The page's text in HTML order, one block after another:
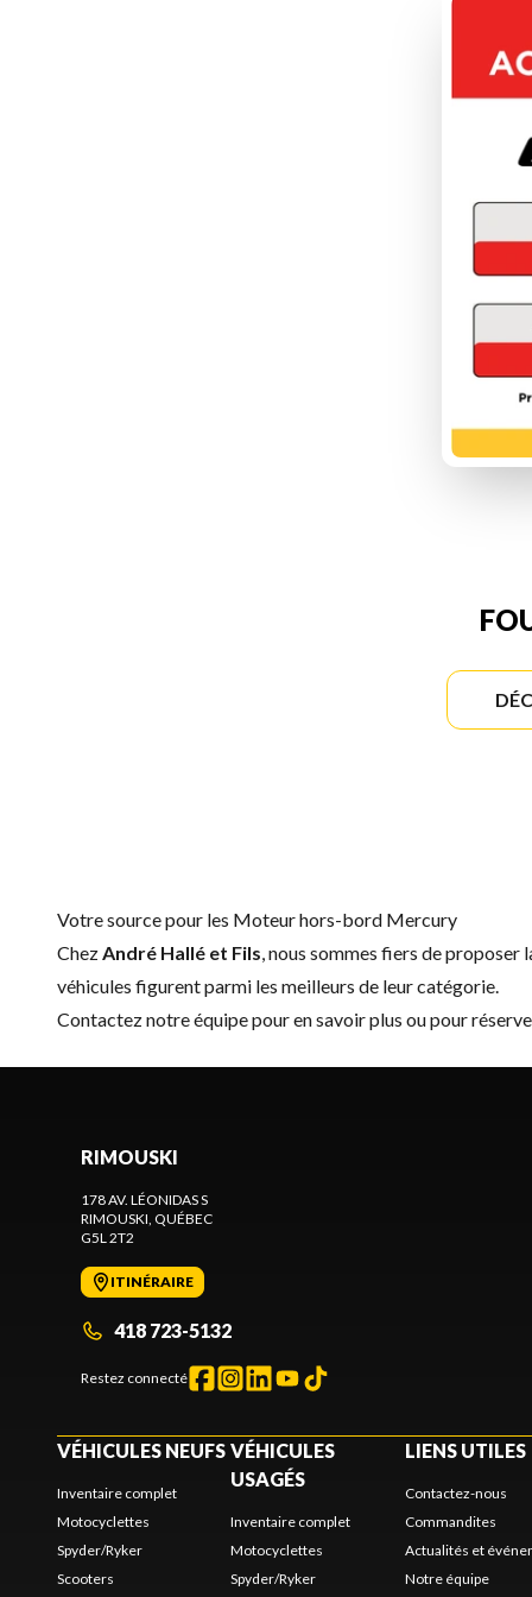
Votre source pour les Moteur hors-bord Mercury
ChezAndré Hallé et Fils, nous sommes fiers de proposer
véhicules figurent parmi les meilleurs de leur catégorie.
Contactez notre équipepour en savoir plus ou pour
RIMOUSKI
178 AV. LÉONIDAS S
RIMOUSKI, QUÉBEC
G5L 2T2
ITINÉRAIRE
418 723-5132
Restez connecté
VÉHICULES NEUFS
Inventaire complet
Motocyclettes
Spyder/Ryker
Scooters
VÉHICULES
USAGÉS
Inventaire complet
Motocyclettes
Spyder/Ryker
LIENS UTILES
Contactez-nous
Commandites
Actualités et
Notre équipe